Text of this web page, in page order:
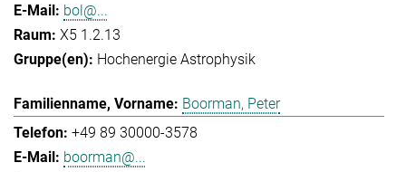
bol@...
X5 1.2.13
Hochenergie Astrophysik
Boorman, Peter
+49 89 30000-3578
boorman@...